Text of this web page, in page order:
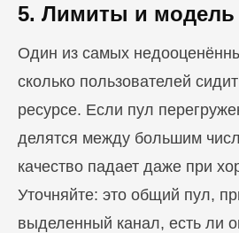
5. Лимиты и модель
Один из самых
сколько пользователей
ресурсе. Если пул
делятся между большим
качество падает даже при
Уточняйте: это общий пул,
выделенный канал, есть ли